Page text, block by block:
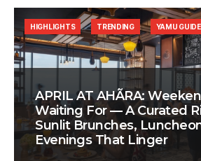
APRIL AT AHÃRA:
Waiting For — A Curated
Sunlit Brunches,
Evenings That Linger
HIGHLIGHTS TRENDING YAMU GUIDE